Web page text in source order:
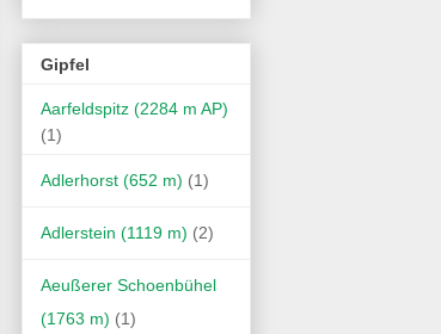
Gipfel
Aarfeldspitz (2284 m AP)
(1)
Adlerhorst (652 m) (1)
Adlerstein (1119 m) (2)
Aeußerer Schoenbühel
(1763 m) (1)